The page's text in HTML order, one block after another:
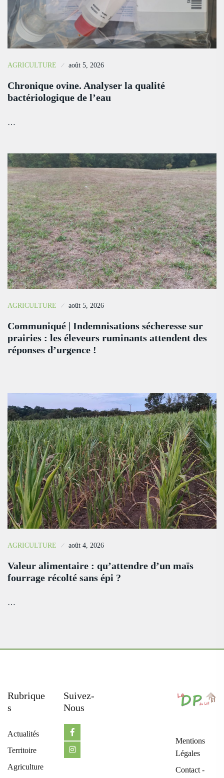
AGRICULTURE août 5, 2026
Chronique ovine. Analyser la qualité
bactériologique de l’eau
…
AGRICULTURE août 5, 2026
Communiqué | Indemnisations sécheresse sur
prairies : les éleveurs ruminants attendent des
réponses d’urgence !
AGRICULTURE août 4, 2026
Valeur alimentaire : qu’attendre d’un maïs
fourrage récolté sans épi ?
…
Rubrique
S
Actualités
Territoire
Agriculture
Suivez-
Nous
Mentions
Légales
Contact -